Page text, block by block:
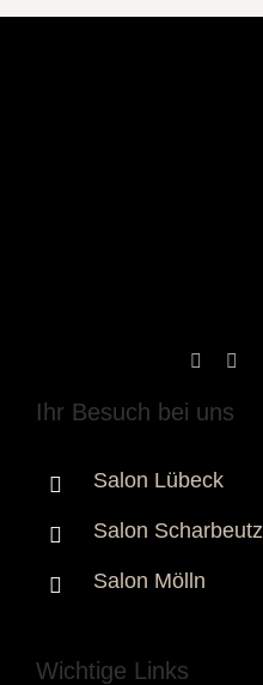
Ihr Besuch bei uns
Salon Lübeck
Salon Scharbeutz
Salon Mölln
Wichtige Links